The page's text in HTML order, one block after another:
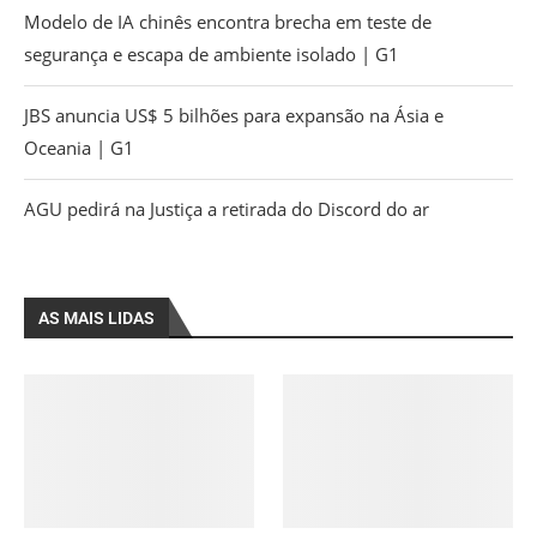
Modelo de IA chinês encontra brecha em teste de
segurança e escapa de ambiente isolado | G1
JBS anuncia US$ 5 bilhões para expansão na Ásia e
Oceania | G1
AGU pedirá na Justiça a retirada do Discord do ar
AS MAIS LIDAS